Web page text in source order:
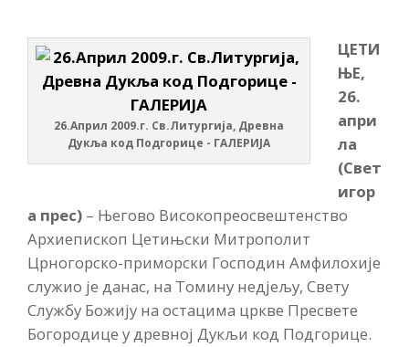
26.Април 2009.г. Св.Литургија, Древна
Дукља код Подгорице - ГАЛЕРИЈА
ЦЕТИ
ЊЕ,
26.
апри
ла
(Свет
игор
а прес) – Његово Високопреосвештенство
Архиепископ Цетињски Митрополит
Црногорско-приморски Господин Амфилохије
служио је данас, на Томину недјељу, Свету
Службу Божију на остацима цркве Пресвете
Богородице у древној Дукљи код Подгорице.